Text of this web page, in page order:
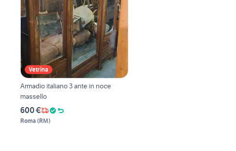
Vetrina
Armadio italiano 3 ante in noce
massello
600 €
Roma (RM)